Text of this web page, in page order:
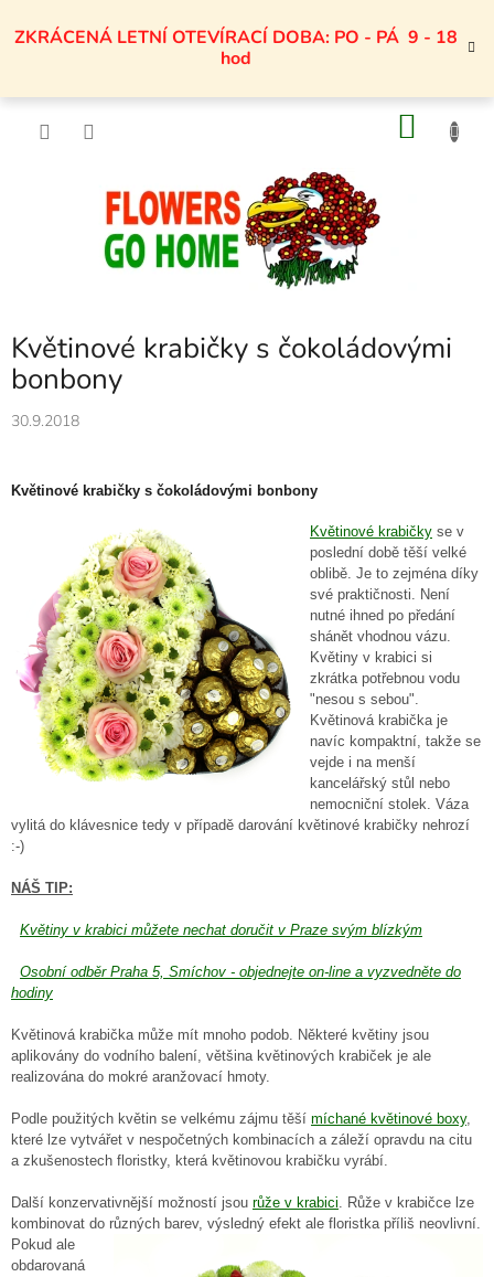
naZKRÁCENÁ LETNÍ OTEVÍRACÍ DOBA: PO - PÁ 9 - 18
hod
Květinové krabičky s čokoládovými
bonbony
30.9.2018
Květinové krabičky s čokoládovými bonbony
Květinové krabičky se v
poslední době těší velké
oblibě. Je to zejména díky
své praktičnosti. Není
nutné ihned po předání
shánět vhodnou vázu.
Květiny v krabici si
zkrátka potřebnou vodu
"nesou s sebou".
Květinová krabička je
navíc kompaktní, takže se
vejde i na menší
kancelářský stůl nebo
nemocniční stolek. Váza
vylitá do klávesnice tedy v případě darování květinové krabičky nehrozí
:-)
NÁŠ TIP:
Květiny v krabici můžete nechat doručit v Praze svým blízkým
Osobní odběr Praha 5, Smíchov - objednejte on-line a vyzvedněte do
hodiny
Květinová krabička může mít mnoho podob. Některé květiny jsou
aplikovány do vodního balení, většina květinových krabiček je ale
realizována do mokré aranžovací hmoty.
Podle použitých květin se velkému zájmu těší míchané květinové boxy,
které lze vytvářet v nespočetných kombinacích a záleží opravdu na citu
a zkušenostech floristky, která květinovou krabičku vyrábí.
Další konzervativnější možností jsou růže v krabici. Růže v krabičce lze
kombinovat do různých barev, výsledný efekt ale floristka příliš neovlivní.
Pokud ale
obdarovaná